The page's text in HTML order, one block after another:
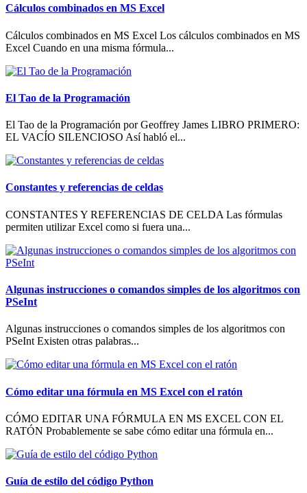
Cálculos combinados en MS Excel
Cálculos combinados en MS Excel Los cálculos combinados en MS
Excel Cuando en una misma fórmula...
El Tao de la Programación
El Tao de la Programación por Geoffrey James LIBRO PRIMERO:
EL VACÍO SILENCIOSO Así habló el...
Constantes y referencias de celdas
CONSTANTES Y REFERENCIAS DE CELDA Las fórmulas
permiten utilizar Excel como si fuera una...
Algunas instrucciones o comandos simples de los algoritmos con
PSeInt
Algunas instrucciones o comandos simples de los algoritmos con
PSeInt Existen otras palabras...
Cómo editar una fórmula en MS Excel con el ratón
CÓMO EDITAR UNA FÓRMULA EN MS EXCEL CON EL
RATÓN Probablemente se sabe cómo editar una fórmula en...
Guía de estilo del código Python